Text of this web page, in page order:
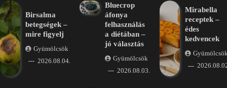
Birsalma
betegségek –
mire figyelj
Gyümölcsök
2026.08.04.
Bluecrop
áfonya
felhasználás
a diétában –
jó választás
Gyümölcsök
2026.08.03.
Mirabella
receptek –
édes
kedvencek